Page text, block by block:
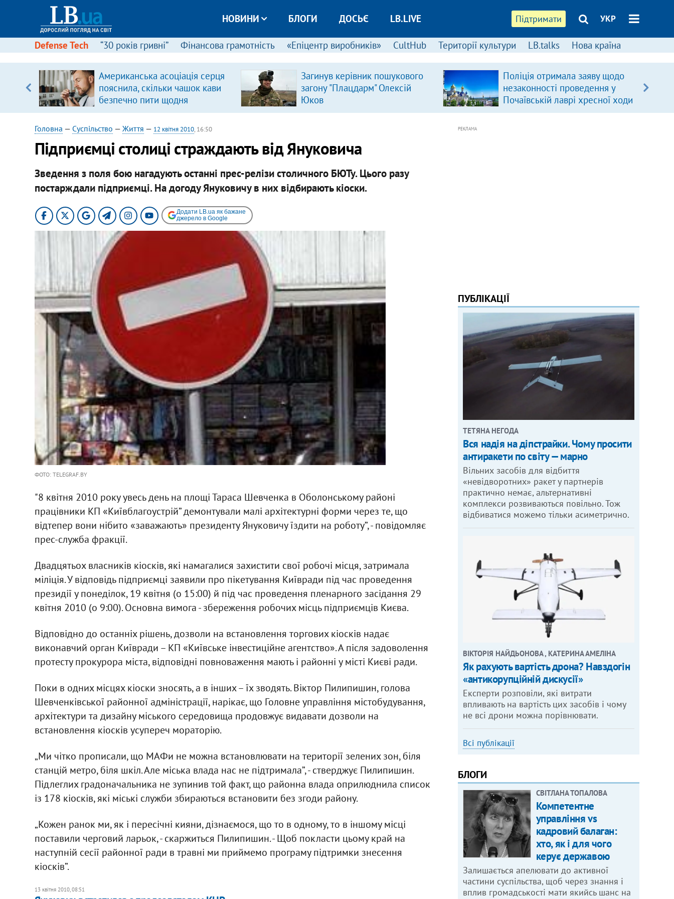
Підтримати УКР
НОВИНИ БЛОГИ ДОСЬЄ LB.LIVE
Defense Tech “30 років гривні” Фінансова грамотність «Епіцентр виробників» CultHub Території культури LB.talks Нова країна
Американська асоціація серця
пояснила, скільки чашок кави
безпечно пити щодня
Загинув керівник пошукового
загону "Плацдарм" Олексій
Юков
Поліція отримала заяву щодо
незаконності проведення у
Почаївській лаврі хресної ходи
Головна — Суспільство — Життя — 12 квітня 2010, 16:50
Підприємці столиці страждають від Януковича
Зведення з поля бою нагадують останні прес-релізи столичного БЮТу. Цього разу
постарждали підприємці. На догоду Януковичу в них відбирають кіоски.
Додати LB.ua як бажане
джерело в Google
ФОТО: TELEGRAF.BY
"8 квітня 2010 року увесь день на площі Тараса Шевченка в Оболонському районі
працівники КП «Київблагоустрій” демонтували малі архітектурні форми через те, що
відтепер вони нібито «заважають» президенту Януковичу їздити на роботу”, - повідомляє
прес-служба фракції.
Двадцятьох власників кіосків, які намагалися захистити свої робочі місця, затримала
міліція. У відповідь підприємці заявили про пікетування Київради під час проведення
президії у понеділок, 19 квітня (о 15:00) й під час проведення пленарного засідання 29
квітня 2010 (о 9:00). Основна вимога - збереження робочих місць підприємців Києва.
Відповідно до останніх рішень, дозволи на встановлення торгових кіосків надає
виконавчий орган Київради – КП «Київське інвестиційне агентство». А після задоволення
протесту прокурора міста, відповідні повноваження мають і районні у місті Києві ради.
Поки в одних місцях кіоски зносять, а в інших – їх зводять. Віктор Пилипишин, голова
Шевченківської районної адміністрації, нарікає, що Головне управління містобудування,
архітектури та дизайну міського середовища продовжує видавати дозволи на
встановлення кіосків усупереч мораторію.
„Ми чітко прописали, що МАФи не можна встановлювати на території зелених зон, біля
станцій метро, біля шкіл. Але міська влада нас не підтримала”, - стверджує Пилипишин.
Підлеглих градоначальника не зупинив той факт, що районна влада оприлюднила список
із 178 кіосків, які міські служби збираються встановити без згоди району.
„Кожен ранок ми, як і пересічні кияни, дізнаємося, що то в одному, то в іншому місці
поставили черговий ларьок, - скаржиться Пилипишин. - Щоб покласти цьому край на
наступній сесії районної ради в травні ми приймемо програму підтримки знесення
кіосків”.
13 квітня 2010, 08:51
РЕКЛАМА
ПУБЛІКАЦІЇ
ТЕТЯНА НЕГОДА
Вся надія на діпстрайки. Чому просити
антиракети по світу — марно
Вільних засобів для відбиття
«невідворотних» ракет у партнерів
практично немає, альтернативні
комплекси розвиваються повільно. Тож
відбиватися можемо тільки асиметрично.
ВІКТОРІЯ НАЙДЬОНОВА , КАТЕРИНА АМЕЛІНА
Як рахують вартість дрона? Навздогін
«антикорупційній дискусії»
Експерти розповіли, які витрати
впливають на вартість цих засобів і чому
не всі дрони можна порівнювати.
Всі публікації
БЛОГИ
СВІТЛАНА ТОПАЛОВА
Компетентне
управління vs
кадровий балаган:
хто, як і для чого
керує державою
Залишається апелювати до активної
частини суспільства, щоб через знання і
вплив громадськості мати якийсь шанс на